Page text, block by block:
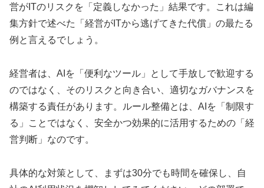
営がITのリスクを「定義しなかった」結果です。これは編
集方針で述べた「経営がITから逃げてきた代償」の最たる
例と言えるでしょう。
経営者は、AIを「便利なツール」として手放しで歓迎する
のではなく、そのリスクと向き合い、適切なガバナンスを
構築する責任があります。ルール整備とは、AIを「制限す
る」ことではなく、安全かつ効果的に活用するための「経
営判断」なのです。
具体的な対策として、まずは30分でも時間を確保し、自